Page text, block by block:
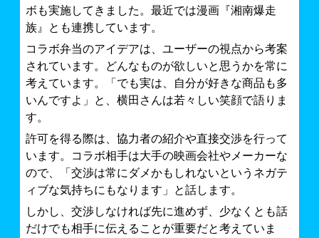
ボも実施してきました。最近では漫画『湘南爆走
族』とも連携しています。
コラボ弁当のアイデアは、ユーザーの視点から考案
されています。どんなものが欲しいと思うかを常に
考えています。「でも実は、自分が好きな商品も多
いんですよ」と、横田さんは若々しい笑顔で語りま
す。
許可を得る際は、協力者の紹介や直接交渉を行って
います。コラボ相手は大手の映画会社やメーカーな
ので、「交渉は常にダメかもしれないというネガテ
ィブな気持ちにもなります」と話します。
しかし、交渉しなければ先に進めず、少なくとも話
だけでも相手に伝えることが重要だと考えていま